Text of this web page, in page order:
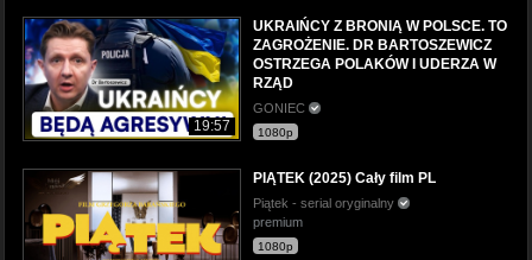
19:57
UKRAIŃCY Z BRONIĄ W POLSCE. TO
ZAGROŻENIE. DR BARTOSZEWICZ
OSTRZEGA POLAKÓW I UDERZA W
RZĄD
GONIEC
1080p
PIĄTEK (2025) Cały film PL
Piątek - serial oryginalny
premium
1080p